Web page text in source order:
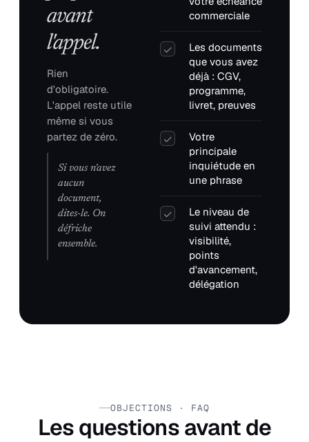
avant
l'appel.
Rien
d'obligatoire.
L'appel reste utile
même si vous
partez de zéro.
Si vous n'avez
aucun
document,
dites-le. On
défriche
ensemble.
commerciale
✓
Les documents
que vous avez
déjà : CGV,
programme,
livret, preuves
✓
Votre
principale
inquiétude en
une phrase
✓
Le niveau de
suivi attendu :
visibilité,
points
d'avancement,
délégation
OBJECTIONS · FAQ
Les questions avant de